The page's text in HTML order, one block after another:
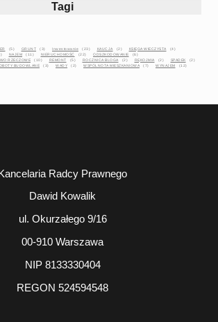
Tagi
(5) GRUNT (3) Inwestowanie (23) KAUCJA (2) KSIĘGA WIECZYSTA
(4)
NAJEM (11) NIERUCHOMOŚĆ (22) ODSZKODOWANIE
(6)
RZECZOWE (10) REMONT (5) ROCZNICA BLOGA (2) RĘKOJMIA (2) SPADEK
(2)
BUDOWLANE (3) WADY (2) WSPÓLNOTA MIESZKANIOWA (7) WYNAJEM
(12)
Radcy Prawnego
Dawid Kowalik
ul. Okurzałego 9/16
00-910 Warszawa
NIP 8133330404
REGON 524594548